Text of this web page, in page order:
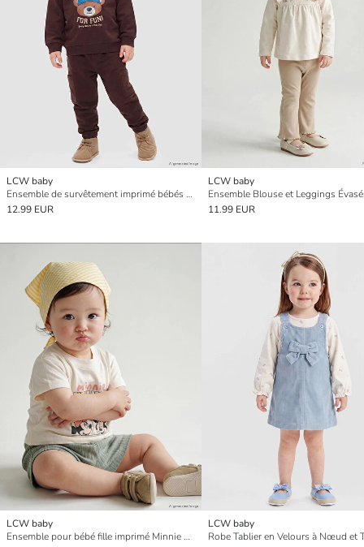
LCW baby
Ensemble de survêtement imprimé bébés garçons
12.99 EUR
LCW baby
11.99 EUR
LCW baby
Ensemble pour bébé fille imprimé Minnie Mouse
LCW baby